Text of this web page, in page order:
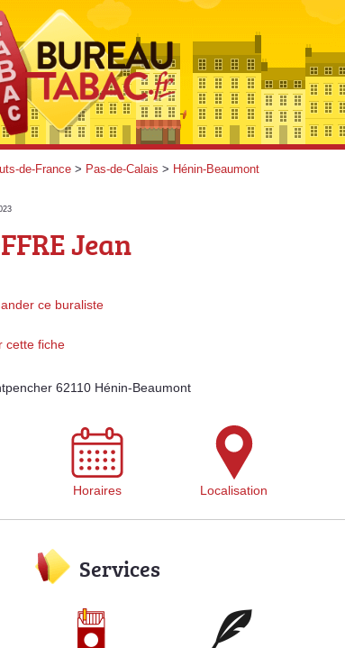
de-France > Pas-de-Calais > Hénin-Beaumont
Jean
ce buraliste
cette fiche
62110 Hénin-Beaumont
Horaires Localisation
Services